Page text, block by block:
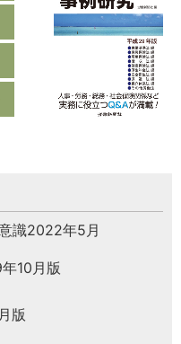
識2022年5月
10月版
版